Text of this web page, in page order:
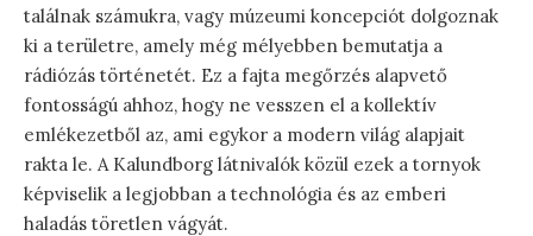
találnak számukra, vagy múzeumi koncepciót dolgoznak
ki a területre, amely még mélyebben bemutatja a
rádiózás történetét. Ez a fajta megőrzés alapvető
fontosságú ahhoz, hogy ne vesszen el a kollektív
emlékezetből az, ami egykor a modern világ alapjait
rakta le. A Kalundborg látnivalók közül ezek a tornyok
képviselik a legjobban a technológia és az emberi
haladás töretlen vágyát.